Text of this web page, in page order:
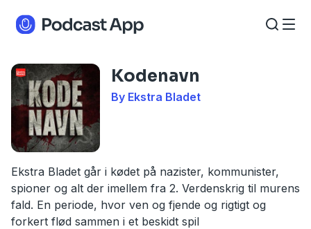
Kodenavn
By Ekstra Bladet
Ekstra Bladet går i kødet på nazister, kommunister,
spioner og alt der imellem fra 2. Verdenskrig til murens
fald. En periode, hvor ven og fjende og rigtigt og
forkert flød sammen i et beskidt spil